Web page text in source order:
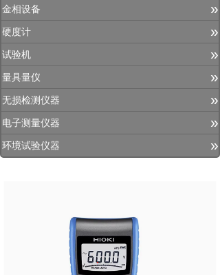
金相设备 »
硬度计 »
试验机 »
量具量仪 »
无损检测仪器 »
电子测量仪器 »
环境试验仪器 »